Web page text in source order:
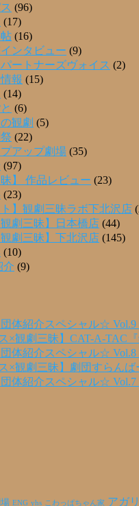
(96)
(17)
(16)
ンタビュー (9)
ートナーズヴォイス (2)
報 (15)
(14)
(6)
観劇 (5)
(22)
アップ劇場 (35)
(97)
】 作品レビュー (23)
(23)
】観劇三昧ラボ下北沢店
劇三昧】日本橋店 (44)
劇三昧】下北沢店 (145)
(10)
介 (9)
体紹介スペシャル☆ Vol.9
×観劇三昧】CAT-A-TAC
体紹介スペシャル☆ Vol.8
ス×観劇三昧】劇団すらん
体紹介スペシャル☆ Vol.7
ENG yhs こわっぱちゃん家 アガ